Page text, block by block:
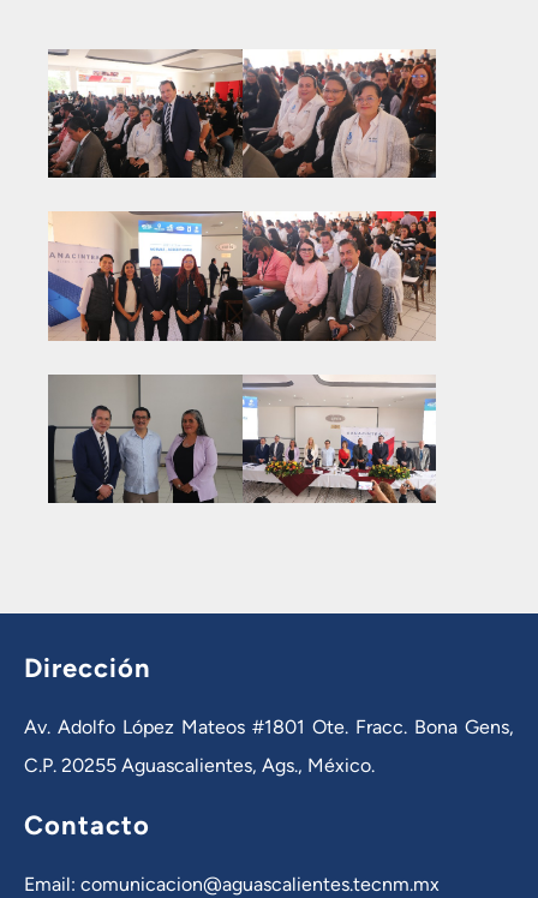
Dirección
Av. Adolfo López Mateos #1801 Ote. Fracc. Bona Gens,
C.P. 20255 Aguascalientes, Ags., México.
Contacto
Email: comunicacion@aguascalientes.tecnm.mx